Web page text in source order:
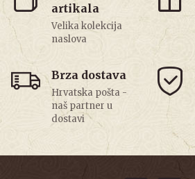
artikala
Velika kolekcija
naslova
Brza dostava
Hrvatska pošta -
naš partner u
dostavi